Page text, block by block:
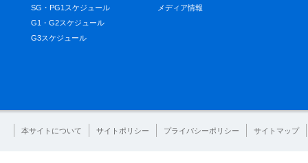
SG・PG1スケジュール
G1・G2スケジュール
G3スケジュール
メディア情報
本サイトについて サイトポリシー プライバシーポリシー サイトマップ